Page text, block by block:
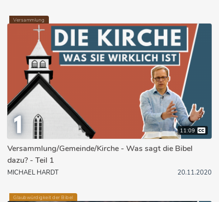
Versammlung
11:09
Versammlung/Gemeinde/Kirche - Was sagt die Bibel
dazu? - Teil 1
MICHAEL HARDT 20.11.2020
Glaubwürdigkeit der Bibel